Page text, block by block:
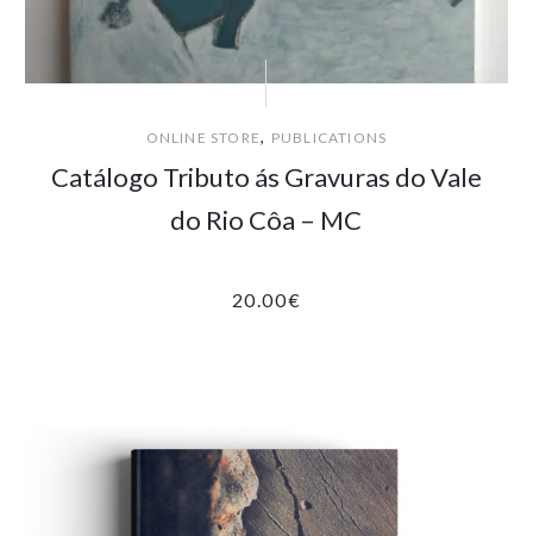
ONLINE STORE, PUBLICATIONS
Catálogo Tributo ás Gravuras do Vale
do Rio Côa – MC
20.00€